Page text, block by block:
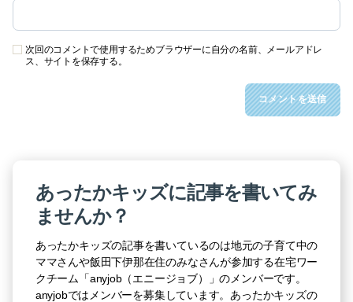
次回のコメントで使用するためブラウザーに自分の名前、メールアドレ
ス、サイトを保存する。
あったかキッズに記事を書いてみ
ませんか？
あったかキッズの記事を書いているのは地元の子育て中の
ママさんや飯田下伊那在住のみなさんが参加する在宅ワー
クチーム「anyjob（エニージョブ）」のメンバーです。
anyjobではメンバーを募集しています。あったかキッズの